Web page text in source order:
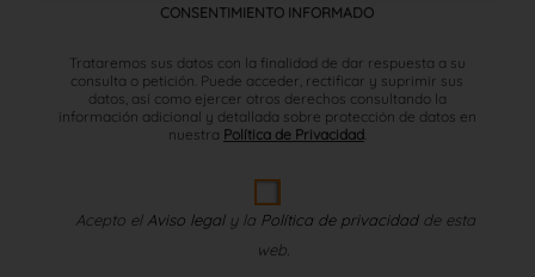
CONSENTIMIENTO INFORMADO
Trataremos sus datos con la finalidad de dar respuesta a su
consulta o petición. Puede acceder, rectificar y suprimir sus
datos, así como ejercer otros derechos consultando la
información adicional y detallada sobre protección de datos en
nuestra Política de Privacidad.
Acepto el Aviso legaly la Política de privacidadde esta
web.